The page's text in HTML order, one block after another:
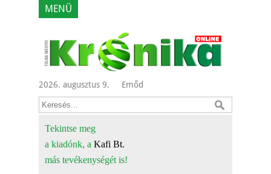
MENÜ
2026. augusztus 9. Emőd
Tekintse meg
a kiadónk, a Kafi Bt.
más tevékenységét is!